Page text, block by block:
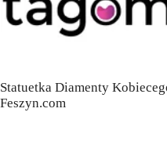
Statuetka Diamenty
Feszyn.com